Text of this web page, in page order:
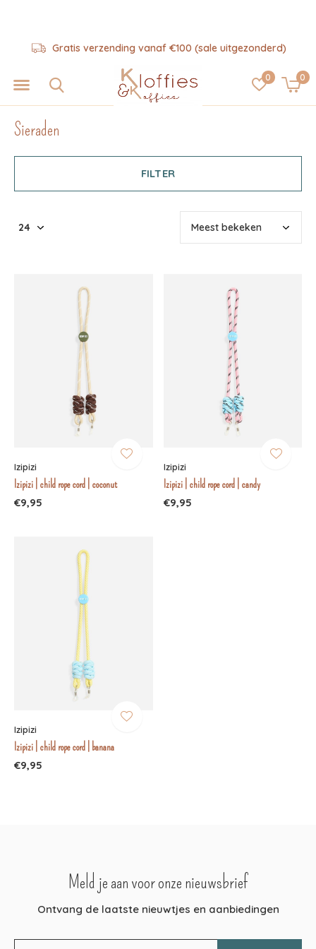
0 0
€100 (sale uitgezonderd) Hulp
Sieraden
FILTER
Izipizi
Izipizi | child rope cord | coconut
€9,95
Izipizi
Izipizi | child rope cord | candy
€9,95
Izipizi
Izipizi | child rope cord | banana
€9,95
Meld je aan voor onze nieuwsbrief
Ontvang de laatste nieuwtjes en aanbiedingen